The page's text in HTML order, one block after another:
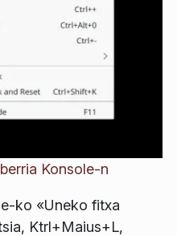
Konsole-n
ko «Uneko fitxa
Ktrl+Maius+L,